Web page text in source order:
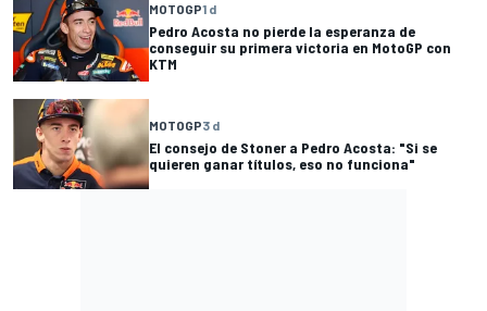
MOTOGP1 d
Pedro Acosta no pierde la esperanza de
conseguir su primera victoria en MotoGP con
KTM
MOTOGP3 d
El consejo de Stoner a Pedro Acosta: "Si se
quieren ganar títulos, eso no funciona"